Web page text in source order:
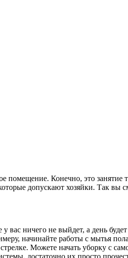
помещение. Конечно, это
допускают хозяйки. Так вы
у вас ничего не выйдет, а день
начинайте работы с мытья
Можете начать уборку с
достаточно их просто